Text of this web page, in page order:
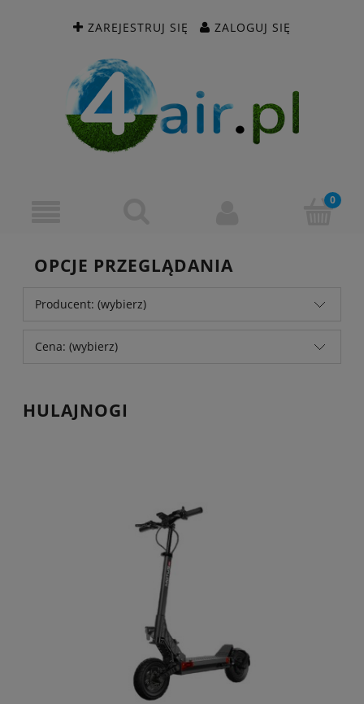
ZAREJESTRUJ SIĘ ZALOGUJ SIĘ
OPCJE PRZEGLĄDANIA
Producent: (wybierz)
Cena: (wybierz)
HULAJNOGI